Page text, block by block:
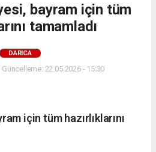
bayram için tüm
tamamladı
DARICA
22.05.2026 - 15:30
için tüm hazırlıklarını